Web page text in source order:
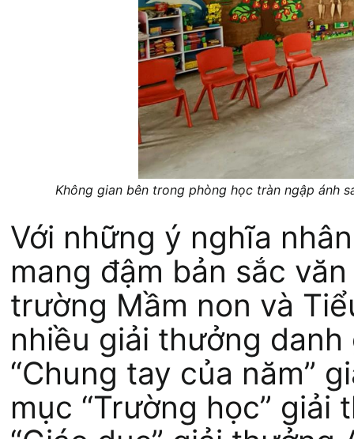
Không gian bên trong phòng học tràn ngập ánh
Với những ý nghĩa
mang đậm bản sắc
trường Mầm non và
nhiều giải thưởng
“Chung tay của năm”
mục “Trường học”